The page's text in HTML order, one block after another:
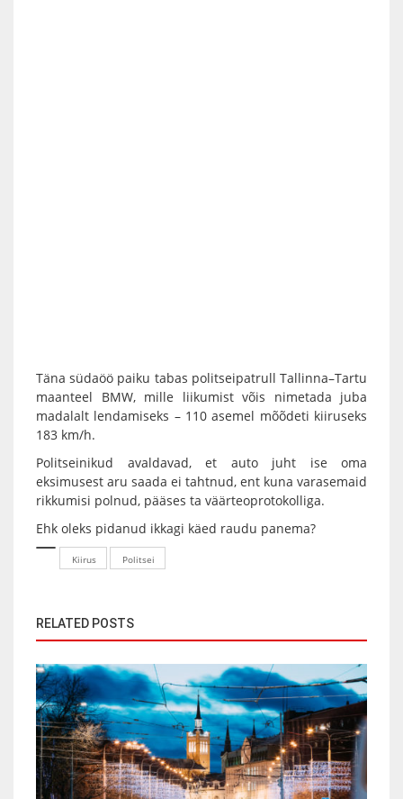
Täna südaöö paiku tabas politseipatrull Tallinna–Tartu
maanteel BMW, mille liikumist võis nimetada juba
madalalt lendamiseks – 110 asemel mõõdeti kiiruseks
183 km/h.
Politseinikud avaldavad, et auto juht ise oma
eksimusest aru saada ei tahtnud, ent kuna varasemaid
rikkumisi polnud, pääses ta väärteoprotokolliga.
Ehk oleks pidanud ikkagi käed raudu panema?
Kiirus Politsei
RELATED POSTS